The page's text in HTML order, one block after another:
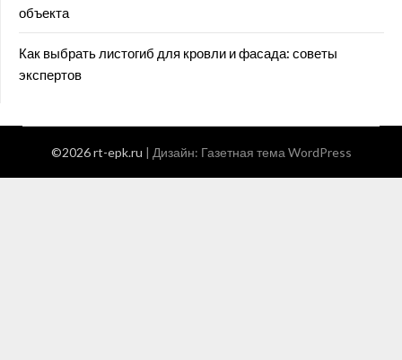
объекта
Как выбрать листогиб для кровли и фасада: советы
экспертов
©2026 rt-epk.ru | Дизайн: Газетная тема WordPress